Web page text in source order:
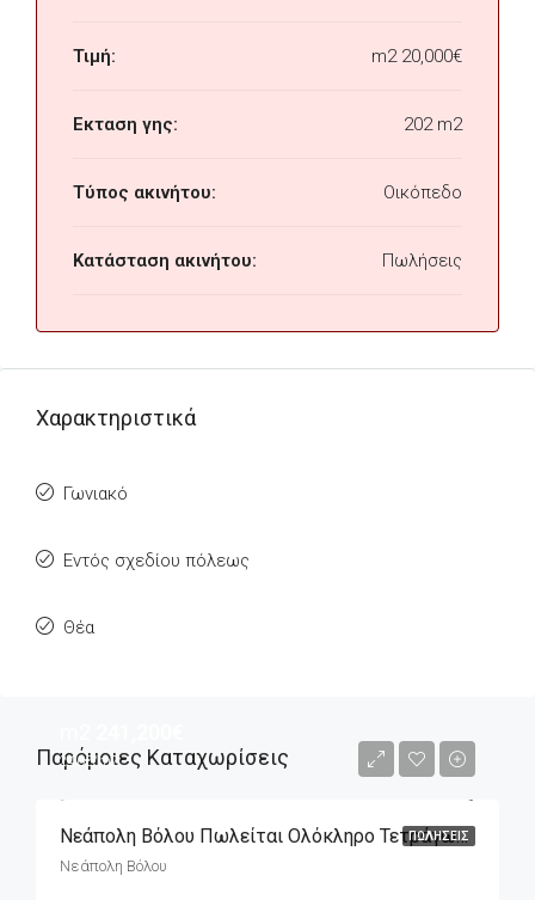
Τιμή: m220,000€
Εκταση γης: 202 m2
Τύπος ακινήτου: Οικόπεδο
Κατάσταση ακινήτου: Πωλήσεις
Χαρακτηριστικά
Γωνιακό
Εντός σχεδίου πόλεως
Θέα
Παρόμοιες Καταχωρίσεις
ΠΩΛΉΣΕΙΣ
240€/m2
Νεάπολη Βόλου Πωλείται Ολόκληρο Τετράγωνο Που Αποτελείται Από Επτά Οικόπεδα
Νεάπολη Βόλου